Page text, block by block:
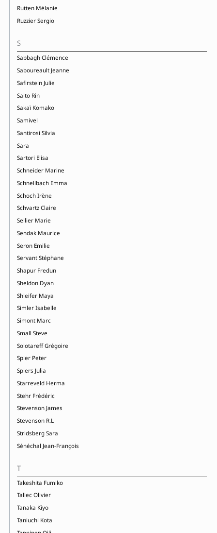
Rutten Mélanie
Ruzzier Sergio
S
Sabbagh Clémence
Saboureault Jeanne
Safirstein Julie
Saito Rin
Sakaï Komako
Samivel
Santirosi Silvia
Sara
Sartori Elisa
Schneider Marine
Schnellbach Emma
Schoch Irène
Schvartz Claire
Sellier Marie
Sendak Maurice
Seron Emilie
Servant Stéphane
Shapur Fredun
Sheldon Dyan
Shleifer Maya
Simler Isabelle
Simont Marc
Small Steve
Solotareff Grégoire
Spier Peter
Spiers Julia
Starreveld Herma
Stehr Frédéric
Stevenson James
Stevenson R.L
Stridsberg Sara
Sénéchal Jean-François
T
Takeshita Fumiko
Tallec Olivier
Tanaka Kiyo
Taniuchi Kota